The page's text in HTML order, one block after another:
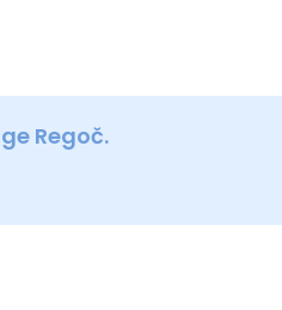
Regoč.